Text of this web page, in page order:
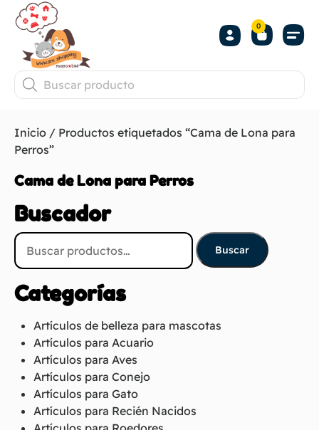
0
Inicio / Productos etiquetados “Cama de Lona para
Perros”
Cama de Lona para Perros
Buscador
Buscar
Categorías
Artículos de belleza para mascotas
Artículos para Acuario
Artículos para Aves
Artículos para Conejo
Artículos para Gato
Artículos para Recién Nacidos